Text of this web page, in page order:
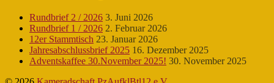
Rundbrief 2 / 2026 3. Juni 2026
Rundbrief 1 / 2026 2. Februar 2026
12er Stammtisch 23. Januar 2026
Jahresabschlussbrief 2025 16. Dezember 2025
Adventskaffee 30.November 2025! 30. November 2025